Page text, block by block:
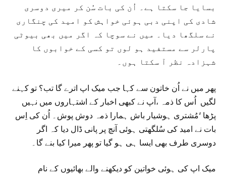
بسایا جا سکتا ہے۔ اُن کی بات سُن کر میری دوسری
شادی کی اپنی دبی ہوئی خواہش کو امید کی چنگاری
نے سلگھا دیا۔ میں نے سوچا کہ اگر میں بھی بیوٹی
پارلر سے مستفید ہو لوں تو کسی کے خوابوں کا
شہزادہ نظر آ سکتا ہوں۔
پھر میں نے اُن خاتون سے کہا جب میک اپ اترے گا تب؟ تو کہنے
لگیں اُس کا ذمہ ،آپ نے کبھی اخبار کے اشتہاروں میں نہیں
پڑھا ‘مُشتری ہوشیار باش ہمارا ذمہ دوش پوش۔ اُن کی اِس
بات نے امید کی سُلگھتی ہوئی آنچ پر پانی ڈال دیا کہ اگر
دوسری طرف بھی ایسا ہی ہو گیا تو پھر میرا کیا بنے گا۔
میک اپ کی ہوئی خواتین کو دیکھنے والے بھائیوں کے نام